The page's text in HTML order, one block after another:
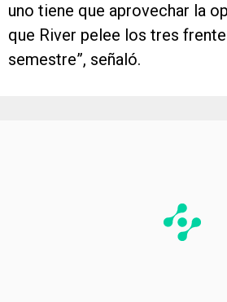
uno tiene que aprovechar la
que River pelee los tres
semestre”, señaló.